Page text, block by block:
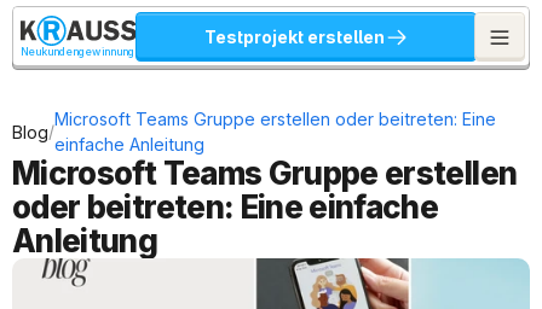
Neukundengewinnung
Testprojekt erstellen
Blog/
Microsoft Teams Gruppe erstellen oder beitreten: Eine
einfache Anleitung
Microsoft Teams Gruppe erstellen
oder beitreten: Eine einfache
Anleitung